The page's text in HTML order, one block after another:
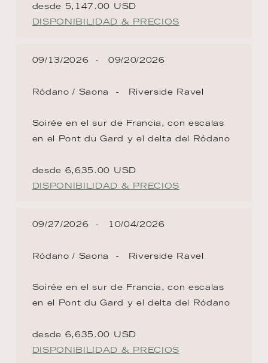
desde 5,147.00 USD
DISPONIBILIDAD & PRECIOS
09/13/2026 09/20/2026
Ródano / Saona Riverside Ravel
Soirée en el sur de Francia, con escalas
en el Pont du Gard y el delta del Ródano
desde 6,635.00 USD
DISPONIBILIDAD & PRECIOS
09/27/2026 10/04/2026
Ródano / Saona Riverside Ravel
Soirée en el sur de Francia, con escalas
en el Pont du Gard y el delta del Ródano
desde 6,635.00 USD
DISPONIBILIDAD & PRECIOS